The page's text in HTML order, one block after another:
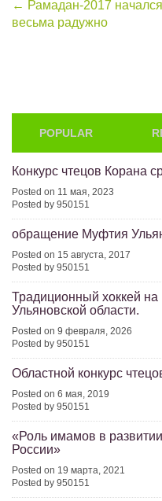
Post
← Рамадан-2017 начался
весьма радужно
POPULAR
Конкурс чтецов Корана
Posted on 11 мая, 2023
Posted by 950151
обращение Муфтия
Posted on 15 августа, 2017
Posted by 950151
Традиционный хоккей
Ульяновской области.
Posted on 9 февраля, 2026
Posted by 950151
Областной конкурс
Posted on 6 мая, 2019
Posted by 950151
«Роль имамов в
России»
Posted on 19 марта, 2021
Posted by 950151